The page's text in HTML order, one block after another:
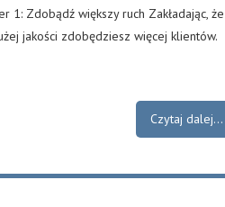
Zdobądź większy ruch Zakładając, że
jakości zdobędziesz więcej klientów.
Czytaj dalej...